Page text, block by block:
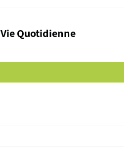
Vie Quotidienne